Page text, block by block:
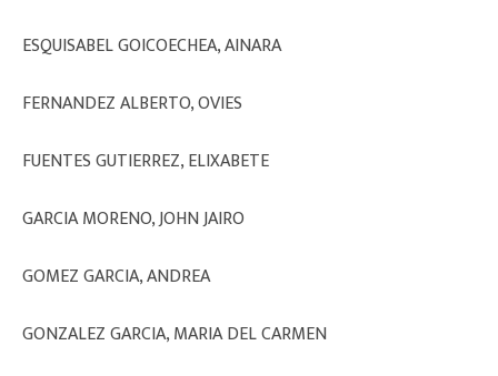
ESQUISABEL GOICOECHEA, AINARA
FERNANDEZ ALBERTO, OVIES
FUENTES GUTIERREZ, ELIXABETE
GARCIA MORENO, JOHN JAIRO
GOMEZ GARCIA, ANDREA
GONZALEZ GARCIA, MARIA DEL CARMEN